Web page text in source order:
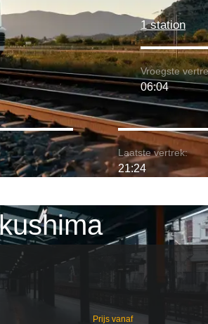
1 station
Vroegste
06:04
Laatste vertrek:
21:24
Prijs vanaf